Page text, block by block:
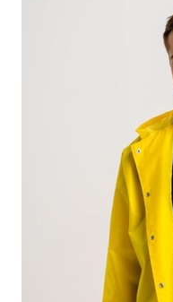
ПОДРОБНЕЕ